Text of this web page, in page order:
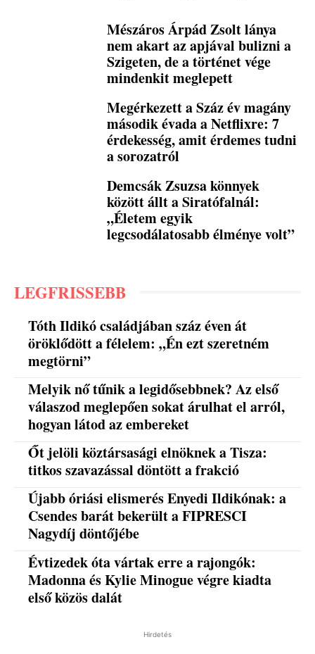
Mészáros Árpád Zsolt lánya
nem akart az apjával bulizni a
Szigeten, de a történet vége
mindenkit meglepett
Megérkezett a Száz év magány
második évada a Netflixre: 7
érdekesség, amit érdemes tudni
a sorozatról
Demcsák Zsuzsa könnyek
között állt a Siratófalnál:
„Életem egyik
legcsodálatosabb élménye volt”
LEGFRISSEBB
Tóth Ildikó családjában száz éven át
öröklődött a félelem: „Én ezt szeretném
megtörni”
Melyik nő tűnik a legidősebbnek? Az első
válaszod meglepően sokat árulhat el arról,
hogyan látod az embereket
Őt jelöli köztársasági elnöknek a Tisza:
titkos szavazással döntött a frakció
Újabb óriási elismerés Enyedi Ildikónak: a
Csendes barát bekerült a FIPRESCI
Nagydíj döntőjébe
Évtizedek óta vártak erre a rajongók:
Madonna és Kylie Minogue végre kiadta
első közös dalát
Hirdetés